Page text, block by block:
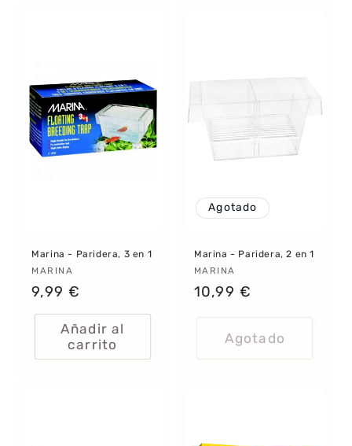
Marina - Paridera, 3 en 1
Proveedor:
MARINA
Precio
habitual
9,99 €
Añadir al
carrito
Agotado
Marina - Paridera, 2 en 1
Proveedor:
MARINA
Precio
10,99 €
Agotado